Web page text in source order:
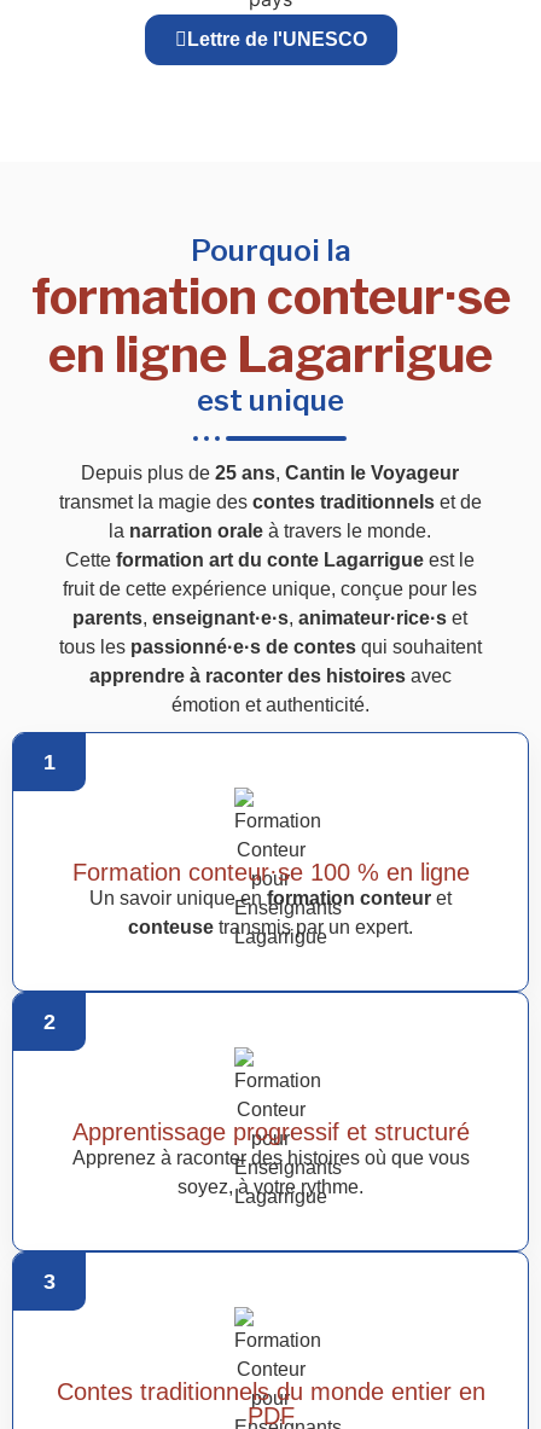
Lettre de l'UNESCO
Pourquoi la
formation conteur·se
en ligne Lagarrigue
est unique
Depuis plus de25 ans,Cantin le Voyageur
transmet la magie des contes traditionnelset de
la narration orale à travers le monde.
Cetteformation art du conte Lagarrigue est le
fruit de cette expérience unique, conçue pour les
parents,enseignant·e·s,animateur·rice·s et
tous les passionné·e·s de contesqui souhaitent
apprendre à raconter des histoiresavec
émotion et authenticité.
1
Formation conteur·se 100 % en ligne
Un savoir unique en formation conteur et
conteuse transmis par un expert.
2
Apprentissage progressif et structuré
Apprenez à raconter des histoires où que vous
soyez, à votre rythme.
3
Contes traditionnels du monde entier en
PDF